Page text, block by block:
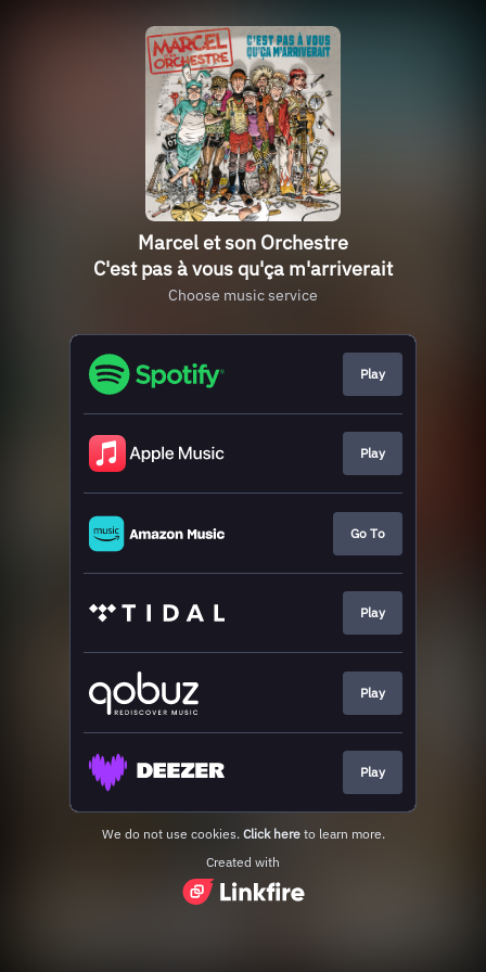
Marcel et son Orchestre
C'est pas à vous qu'ça m'arriverait
Choose music service
Play
Play
Go To
Play
Play
Play
We do not use cookies. Click here to learn more.
Created with